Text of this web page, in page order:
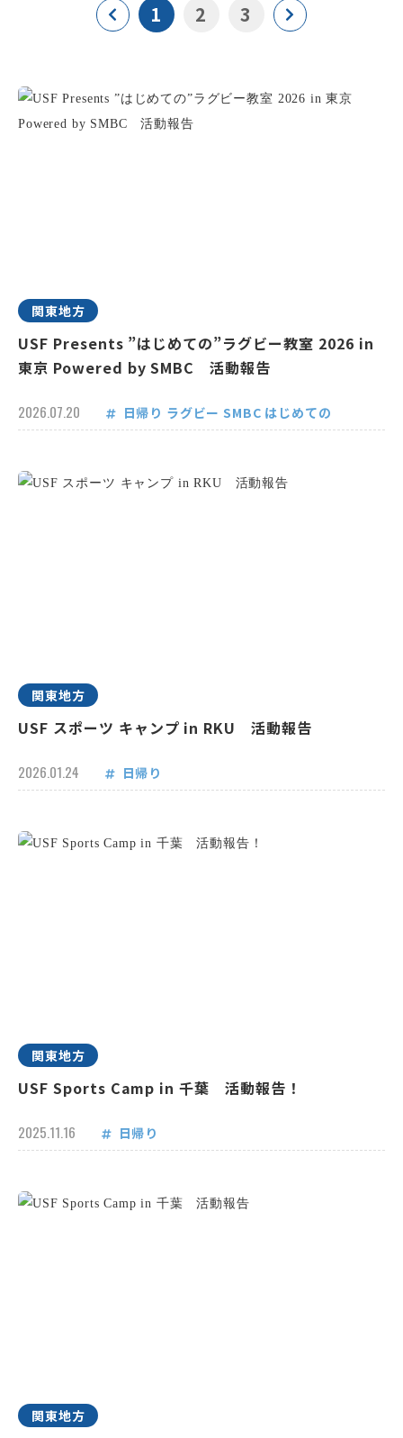
1 2 3
関東地方
USF Presents ”はじめての”ラグビー教室 2026 in
東京 Powered by SMBC 活動報告
2026.07.20 日帰り ラグビー SMBC はじめての
関東地方
USF スポーツ キャンプ in RKU 活動報告
2026.01.24 日帰り
関東地方
USF Sports Camp in 千葉 活動報告！
2025.11.16 日帰り
関東地方